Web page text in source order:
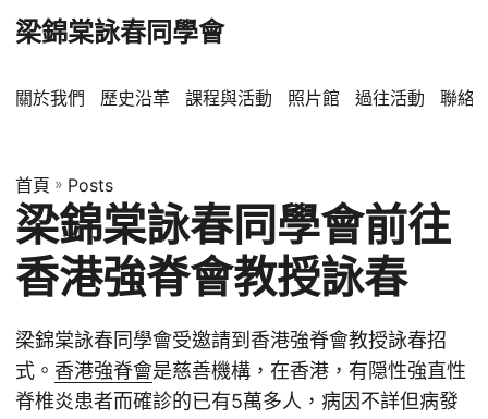
梁錦棠詠春同學會
關於我們 歷史沿革 課程與活動 照片館 過往活動 聯絡
首頁 » Posts
梁錦棠詠春同學會前往
香港強脊會教授詠春
梁錦棠詠春同學會受邀請到香港強脊會教授詠春招
式。 香港強脊會是慈善機構，在香港，有隠性強直性
脊椎炎患者而確診的已有5萬多人，病因不詳但病發